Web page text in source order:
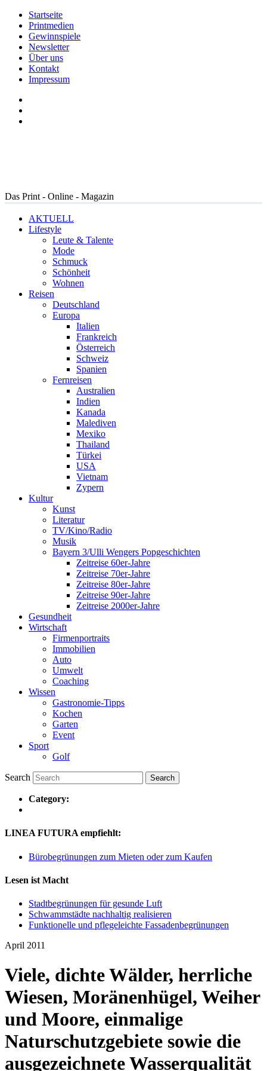
Startseite
Printmedien
Gewinnspiele
Newsletter
Über uns
Kontakt
Impressum
Das Print - Online - Magazin
AKTUELL
Lifestyle
Leute & Talente
Mode
Schmuck
Schönheit
Wohnen
Reisen
Deutschland
Europa
Italien
Frankreich
Österreich
Schweiz
Spanien
Fernreisen
Australien
Indien
Kanada
Malediven
Mexiko
Thailand
Türkei
USA
Vietnam
Zypern
Kultur
Kunst
Literatur
TV/Kino/Radio
Musik
Bayern 3/Ulli Wengers Popgeschichten
Zeitreise 60er-Jahre
Zeitreise 70er-Jahre
Zeitreise 80er-Jahre
Zeitreise 90er-Jahre
Zeitreise 2000er-Jahre
Gesundheit
Wirtschaft
Firmenportraits
Immobilien
Auto
Umwelt
Coaching
Wissen
Gastronomie-Tipps
Kochen
Garten
Event
Sport
Golf
Search
Category:
LINEA FUTURA empfiehlt:
Bürobegrünungen zum Mieten oder zum Kaufen
Lesen ist Macht
Stadtbegrünungen für gesunde Luft
Schwammstädte nachhaltig realisieren
Funktionelle und pflegeleichte Fassadenbegrünungen
April 2011
Viele, dichte Wälder, herrliche
Wiesen, Moränenhügel, Weiher
und Moore, einmalige
Naturschutzgebiete sowie die
ausgezeichnete Wasserqualität